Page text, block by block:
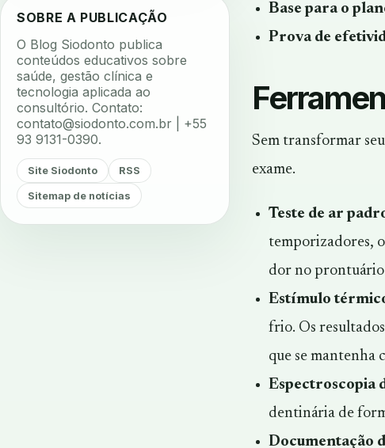
SOBRE A PUBLICAÇÃO
O Blog Siodonto publica
conteúdos educativos sobre
saúde, gestão clínica e
tecnologia aplicada ao
consultório. Contato:
contato@siodonto.com.br | +55
93 9131-0390.
Site Siodonto RSS
Sitemap de notícias
Base para o
Prova de
Sem transformar
exame.
Teste de ar
temporizadores,
dor no
Estímulo
frio. Os
que se mantenha
Espectroscopia
dentinária de
Documentação